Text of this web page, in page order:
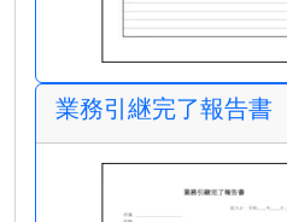
業務引継完了報告書